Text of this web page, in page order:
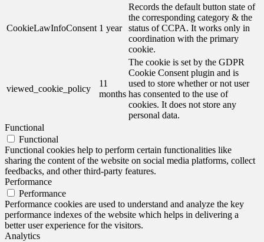
CookieLawInfoConsent 1 year
Records the default button state of
the corresponding category & the
status of CCPA. It works only in
coordination with the primary
cookie.
viewed_cookie_policy
11
months
The cookie is set by the GDPR
Cookie Consent plugin and is
used to store whether or not user
has consented to the use of
cookies. It does not store any
personal data.
Functional
Functional
Functional cookies help to perform certain functionalities like
sharing the content of the website on social media platforms, collect
feedbacks, and other third-party features.
Performance
Performance
Performance cookies are used to understand and analyze the key
performance indexes of the website which helps in delivering a
better user experience for the visitors.
Analytics